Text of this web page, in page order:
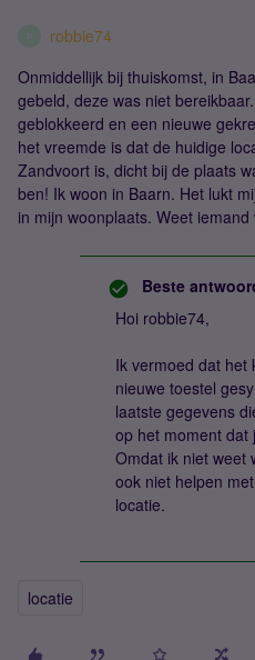
robbie74
Onmiddellijk bij thuiskomst, in
gebeld, deze was niet
geblokkeerd en een nieuwe
het vreemde is dat de huidige
Zandvoort is, dicht bij de plaats
ben! Ik woon in Baarn. Het lukt
in mijn woonplaats. Weet
Beste
Hoi robbie74,
Ik vermoed dat het
nieuwe toestel
laatste gegevens
op het moment dat
Omdat ik niet weet
ook niet helpen
locatie.
locatie